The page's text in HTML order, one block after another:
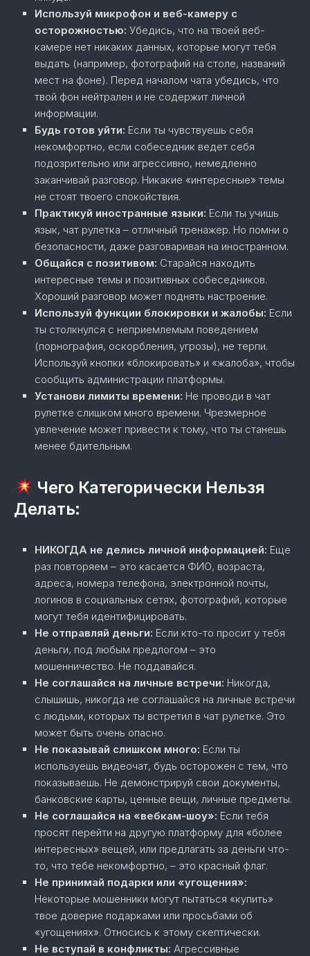
Используй микрофон и веб-камеру с
осторожностью: Убедись, что на твоей веб-
камере нет никаких данных, которые могут тебя
выдать (например, фотографий на столе, названий
мест на фоне). Перед началом чата убедись, что
твой фон нейтрален и не содержит личной
информации.
Будь готов уйти: Если ты чувствуешь себя
некомфортно, если собеседник ведет себя
подозрительно или агрессивно, немедленно
заканчивай разговор. Никакие «интересные» темы
не стоят твоего спокойствия.
Практикуй иностранные языки: Если ты учишь
язык, чат рулетка – отличный тренажер. Но помни о
безопасности, даже разговаривая на иностранном.
Общайся с позитивом: Старайся находить
интересные темы и позитивных собеседников.
Хороший разговор может поднять настроение.
Используй функции блокировки и жалобы: Если
ты столкнулся с неприемлемым поведением
(порнография, оскорбления, угрозы), не терпи.
Используй кнопки «блокировать» и «жалоба», чтобы
сообщить администрации платформы.
Установи лимиты времени: Не проводи в чат
рулетке слишком много времени. Чрезмерное
увлечение может привести к тому, что ты станешь
менее бдительным.
Чего Категорически Нельзя
Делать:
НИКОГДА не делись личной информацией: Еще
раз повторяем – это касается ФИО, возраста,
адреса, номера телефона, электронной почты,
логинов в социальных сетях, фотографий, которые
могут тебя идентифицировать.
Не отправляй деньги: Если кто-то просит у тебя
деньги, под любым предлогом – это
мошенничество. Не поддавайся.
Не соглашайся на личные встречи: Никогда,
слышишь, никогда не соглашайся на личные встречи
с людьми, которых ты встретил в чат рулетке. Это
может быть очень опасно.
Не показывай слишком много: Если ты
используешь видеочат, будь осторожен с тем, что
показываешь. Не демонстрируй свои документы,
банковские карты, ценные вещи, личные предметы.
Не соглашайся на «вебкам-шоу»: Если тебя
просят перейти на другую платформу для «более
интересных» вещей, или предлагать за деньги что-
то, что тебе некомфортно, – это красный флаг.
Не принимай подарки или «угощения»:
Некоторые мошенники могут пытаться «купить»
твое доверие подарками или просьбами об
«угощениях». Относись к этому скептически.
Не вступай в конфликты: Агрессивные